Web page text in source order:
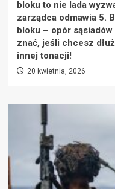
bloku to nie lada
zarządca odmawia 5.
bloku – opór
znać, jeśli chcesz
innej tonacji!
20 kwietnia, 2026